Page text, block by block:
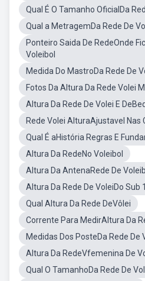
Qual É O Tamanho OficialDa
Qual a MetragemDa Rede De
Ponteiro Saida De RedeOnde
Voleibol
Medida Do MastroDa Rede De
Fotos Da Altura Da Rede Volei
Altura Da Rede De Volei E
Rede Volei AlturaAjustavel Nas
Qual É aHistória Regras E
Altura Da RedeNo Voleibol
Altura Da AntenaRede De
Altura Da Rede De VoleiDo Sub
Qual Altura Da Rede DeVôlei
Corrente Para MedirAltura Da
Medidas Dos PosteDa Rede De
Altura Da RedeVfemenina De
Qual O TamanhoDa Rede De